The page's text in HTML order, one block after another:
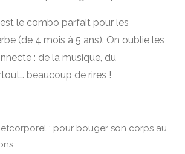
le combo parfait pour les
(de 4 mois à 5 ans). On oublie les
: de la musique, du
beaucoup de rires !
etcorporel : pour bouger son corps au